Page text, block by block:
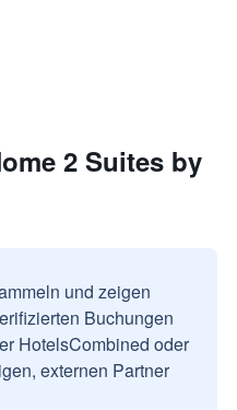
2 Suites by
und zeigen
Buchungen
HotelsCombined oder
externen Partner